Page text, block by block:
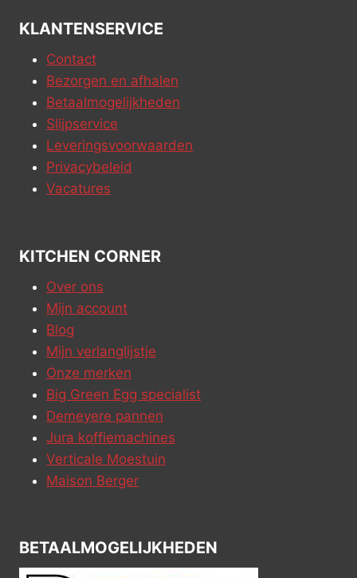
KLANTENSERVICE
Contact
Bezorgen en afhalen
Betaalmogelijkheden
Slijpservice
Leveringsvoorwaarden
Privacybeleid
Vacatures
KITCHEN CORNER
Over ons
Mijn account
Blog
Mijn verlanglijstje
Onze merken
Big Green Egg specialist
Demeyere pannen
Jura koffiemachines
Verticale Moestuin
Maison Berger
BETAALMOGELIJKHEDEN